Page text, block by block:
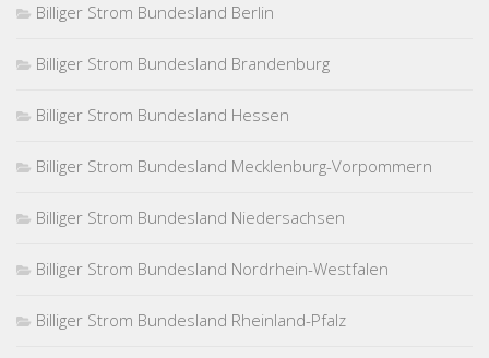
Billiger Strom Bundesland Berlin
Billiger Strom Bundesland Brandenburg
Billiger Strom Bundesland Hessen
Billiger Strom Bundesland Mecklenburg-Vorpommern
Billiger Strom Bundesland Niedersachsen
Billiger Strom Bundesland Nordrhein-Westfalen
Billiger Strom Bundesland Rheinland-Pfalz